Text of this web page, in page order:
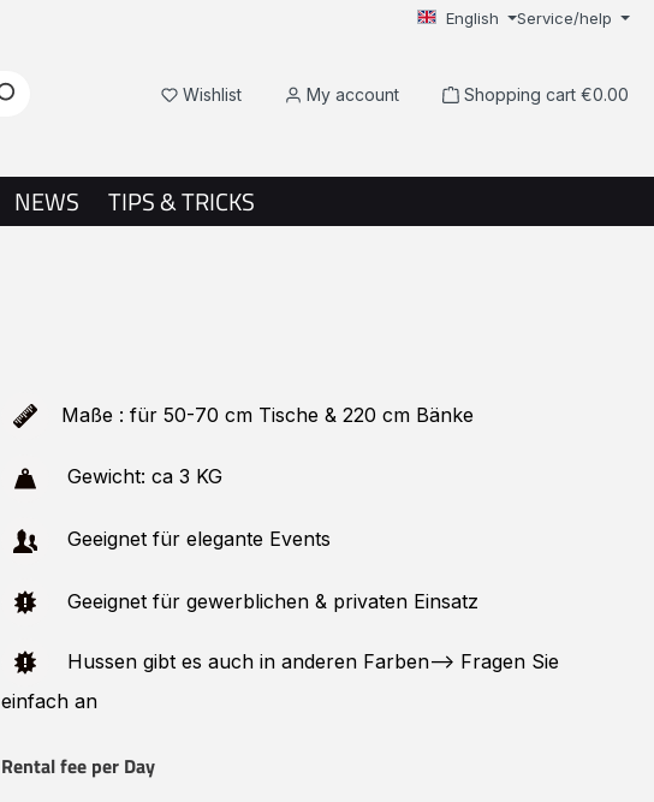
English Service/help
WishlistYou have 0 wishlist items
My account Shopping cart €0.00
NEWS TIPS & TRICKS
Maße : für 50-70 cm Tische & 220 cm Bänke
Gewicht: ca 3 KG
Geeignet für elegante Events
Geeignet für gewerblichen & privaten Einsatz
Hussengibt es auch in anderen Farben--> Fragen Sie
einfach an
Rental fee per Day